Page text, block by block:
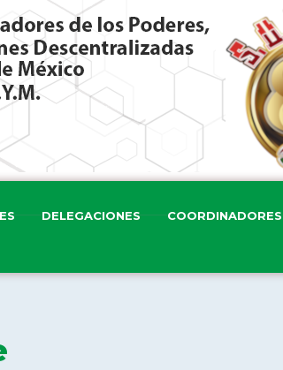
DELEGACIONES COORDINADORES